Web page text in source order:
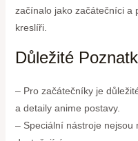
začínalo jako začátečníci a
kreslíři.
Důležité
– Pro začátečníky je
a detaily anime postavy.
– Speciální nástroje nejsou